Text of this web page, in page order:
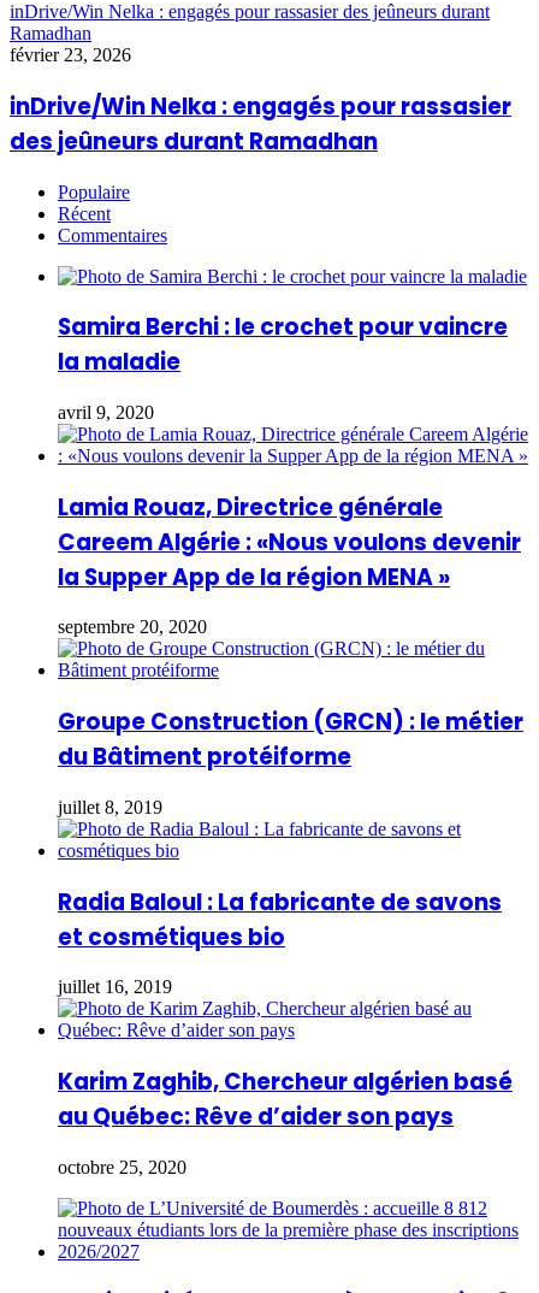
inDrive/Win Nelka : engagés pour rassasier des jeûneurs durant
Ramadhan
février 23, 2026
inDrive/Win Nelka : engagés pour rassasier
des jeûneurs durant Ramadhan
Populaire
Récent
Commentaires
Samira Berchi : le crochet pour vaincre
la maladie
avril 9, 2020
Lamia Rouaz, Directrice générale
Careem Algérie : «Nous voulons devenir
la Supper App de la région MENA »
septembre 20, 2020
Groupe Construction (GRCN) : le métier
du Bâtiment protéiforme
juillet 8, 2019
Radia Baloul : La fabricante de savons
et cosmétiques bio
juillet 16, 2019
Karim Zaghib, Chercheur algérien basé
au Québec: Rêve d’aider son pays
octobre 25, 2020